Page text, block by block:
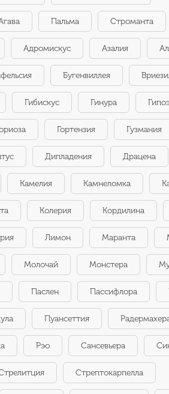
Пальма Строманта
Адромискус Азалия
Бугенвиллея
Гибискус Гинура
Гортензия Гузмания
Дипладения Драцена
Камелия Камнеломка
Колерия Кордилина
Лимон Маранта
Молочай Монстера
Паслен Пассифлора
Пуансеттия
Рэо Сансевьера
Стрептокарпелла